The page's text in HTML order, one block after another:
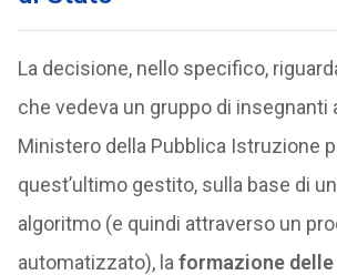
La decisione, nello specifico,
che vedeva un gruppo di insegnanti
Ministero della Pubblica Istruzione
quest’ultimo gestito, sulla base di
algoritmo (e quindi attraverso un
automatizzato), la formazione